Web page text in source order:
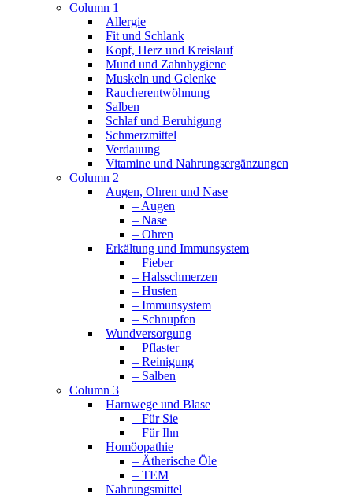
Column 1
Allergie
Fit und Schlank
Kopf, Herz und Kreislauf
Mund und Zahnhygiene
Muskeln und Gelenke
Raucherentwöhnung
Salben
Schlaf und Beruhigung
Schmerzmittel
Verdauung
Vitamine und Nahrungsergänzungen
Column 2
Augen, Ohren und Nase
– Augen
– Nase
– Ohren
Erkältung und Immunsystem
– Fieber
– Halsschmerzen
– Husten
– Immunsystem
– Schnupfen
Wundversorgung
– Pflaster
– Reinigung
– Salben
Column 3
Harnwege und Blase
– Für Sie
– Für Ihn
Homöopathie
– Ätherische Öle
– TEM
Nahrungsmittel